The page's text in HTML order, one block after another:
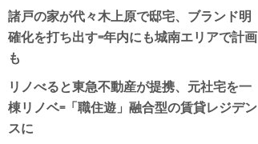
諸戸の家が代々木上原で邸宅、ブランド明
確化を打ち出す=年内にも城南エリアで計画
も
リノべると東急不動産が提携、元社宅を一
棟リノベ=「職住遊」融合型の賃貸レジデン
スに